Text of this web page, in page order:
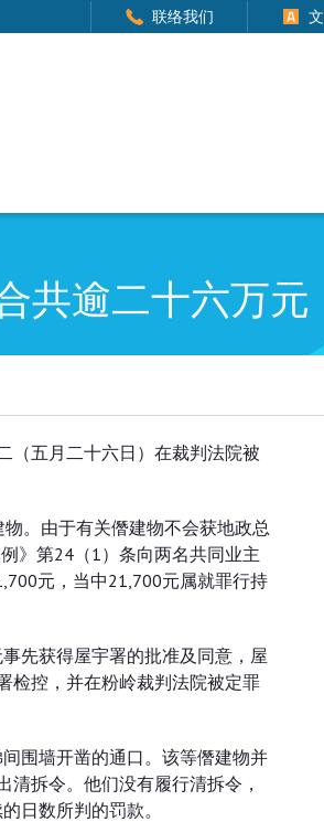
联络我们
共逾二十六万元
（五月二十六日）在裁判法院被
。由于有关僭建物不会获地政总
》第24（1）条向两名共同业主
元，当中21,700元属就罪行持
先获得屋宇署的批准及同意，屋
检控，并在粉岭裁判法院被定罪
围墙开凿的通口。该等僭建物并
拆令。他们没有履行清拆令，
日数所判的罚款。